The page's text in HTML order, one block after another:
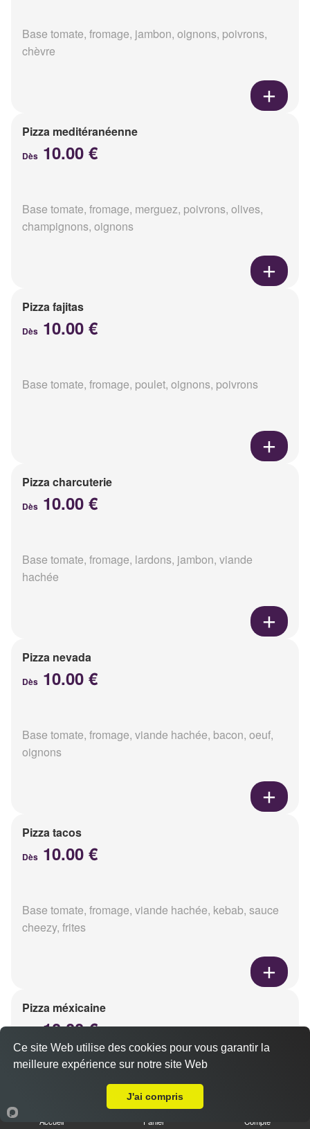
Base tomate, fromage, jambon, oignons, poivrons,
chèvre
Pizza meditéranéenne
Dès 10.00 €
Base tomate, fromage, merguez, poivrons, olives,
champignons, oignons
Pizza fajitas
Dès 10.00 €
Base tomate, fromage, poulet, oignons, poivrons
Pizza charcuterie
Dès 10.00 €
Base tomate, fromage, lardons, jambon, viande
hachée
Pizza nevada
Dès 10.00 €
Base tomate, fromage, viande hachée, bacon, oeuf,
oignons
Pizza tacos
Dès 10.00 €
Base tomate, fromage, viande hachée, kebab, sauce
cheezy, frites
Pizza méxicaine
10.00 €
Base sauce barbecue, fromage, viande hachée,
Accueil Panier Compte
Ce site Web utilise des cookies pour vous garantir la
meilleure expérience sur notre site Web
J'ai compris